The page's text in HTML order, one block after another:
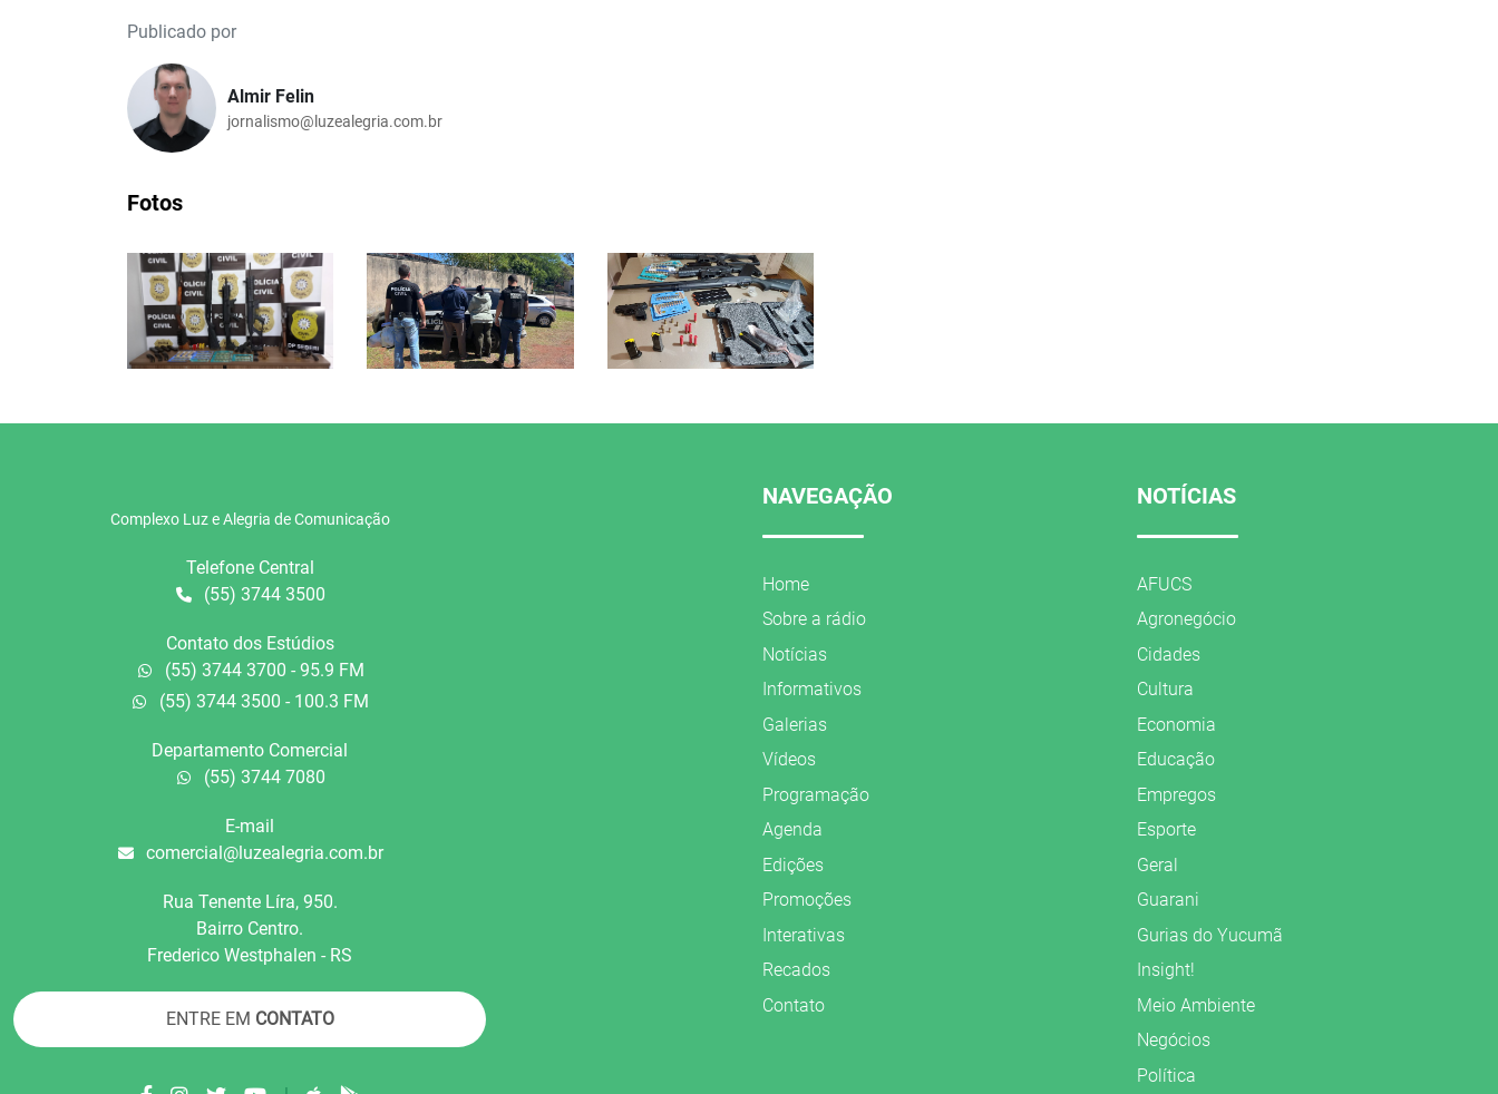
Publicado por
Almir Felin
jornalismo@luzealegria.com.br
Fotos
Complexo Luz e Alegria de Comunicação
Telefone Central
(55) 3744 3500
Contato dos Estúdios
(55) 3744 3700 - 95.9 FM
(55) 3744 3500 - 100.3 FM
Departamento Comercial
(55) 3744 7080
E-mail
comercial@luzealegria.com.br
Rua Tenente Líra, 950.
Bairro Centro.
Frederico Westphalen - RS
ENTRE EM CONTATO
NAVEGAÇÃO
Home
Sobre a rádio
Notícias
Informativos
Galerias
Vídeos
Programação
Agenda
Edições
Promoções
Interativas
Recados
Contato
NOTÍCIAS
AFUCS
Agronegócio
Cidades
Cultura
Economia
Educação
Empregos
Esporte
Geral
Guarani
Gurias do Yucumã
Insight!
Meio Ambiente
Negócios
Política